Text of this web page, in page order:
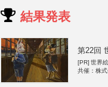
結果発表
第22回
[PR] 世界
共催：株